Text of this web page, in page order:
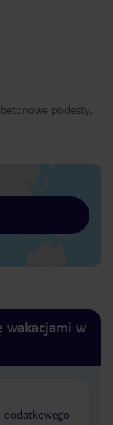
podesty,
wakacjami w
dodatkowego